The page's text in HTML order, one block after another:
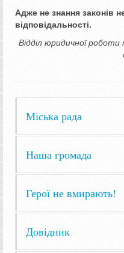
Адже не знання законів
відповідальності.
Відділ юридичної
Міська рада
Наша громада
Герої не вмирають!
Довідник